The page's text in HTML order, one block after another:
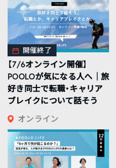
開催終了
【7/6オンライン開催】
POOLOが気になる人へ｜旅
好き同士で転職・キャリア
ブレイクについて話そう
オンライン